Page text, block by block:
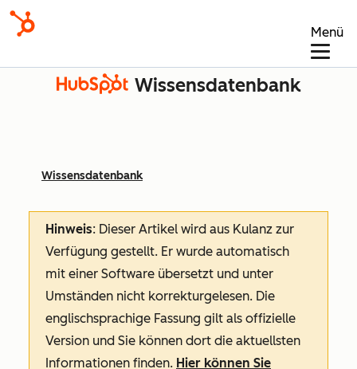
Menü
Wissensdatenbank
Wissensdatenbank
Hinweis: Dieser Artikel wird aus Kulanz zur
Verfügung gestellt. Er wurde automatisch
mit einer Software übersetzt und unter
Umständen nicht korrekturgelesen. Die
englischsprachige Fassung gilt als offizielle
Version und Sie können dort die aktuellsten
Informationen finden. Hier können Sie